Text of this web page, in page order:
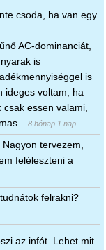
csoda, ha van egy
AC-dominanciát,
is
is
ideges voltam, ha
essen valami,
8 hónap 1 nap
tervezem,
feléleszteni a
felrakni?
az infót. Lehet mit